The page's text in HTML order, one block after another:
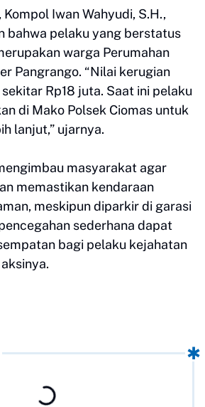
Iwan Wahyudi, S.H.,
bahwa pelaku yang berstatus
warga Perumahan
Pangrango. “Nilai kerugian
Rp18 juta. Saat ini pelaku
di Mako Polsek Ciomas untuk
lanjut,” ujarnya.
masyarakat agar
memastikan kendaraan
meskipun diparkir di garasi
sederhana dapat
bagi pelaku kejahatan